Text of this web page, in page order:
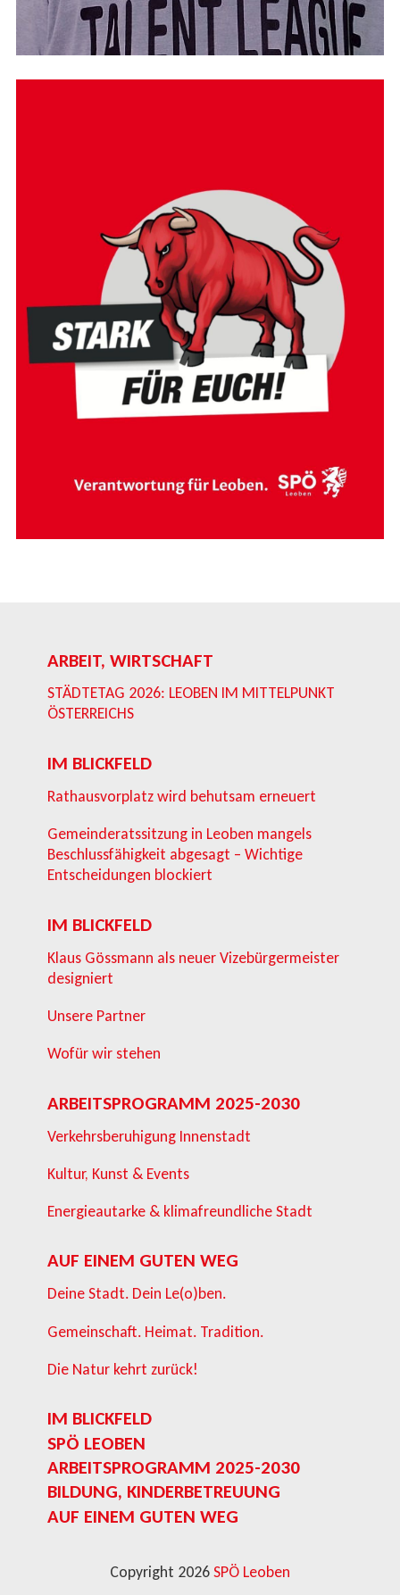
ARBEIT, WIRTSCHAFT
STÄDTETAG 2026: LEOBEN IM MITTELPUNKT
ÖSTERREICHS
IM BLICKFELD
Rathausvorplatz wird behutsam erneuert
Gemeinderatssitzung in Leoben mangels
Beschlussfähigkeit abgesagt – Wichtige
Entscheidungen blockiert
IM BLICKFELD
Klaus Gössmann als neuer Vizebürgermeister
designiert
Unsere Partner
Wofür wir stehen
ARBEITSPROGRAMM 2025-2030
Verkehrsberuhigung Innenstadt
Kultur, Kunst & Events
Energieautarke & klimafreundliche Stadt
AUF EINEM GUTEN WEG
Deine Stadt. Dein Le(o)ben.
Gemeinschaft. Heimat. Tradition.
Die Natur kehrt zurück!
IM BLICKFELD
SPÖ LEOBEN
ARBEITSPROGRAMM 2025-2030
BILDUNG, KINDERBETREUUNG
AUF EINEM GUTEN WEG
Copyright 2026SPÖ Leoben